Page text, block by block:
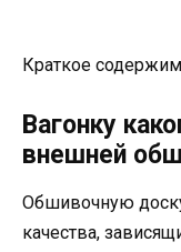
Краткое
Вагонку
внешней
Обшивочную
качества,